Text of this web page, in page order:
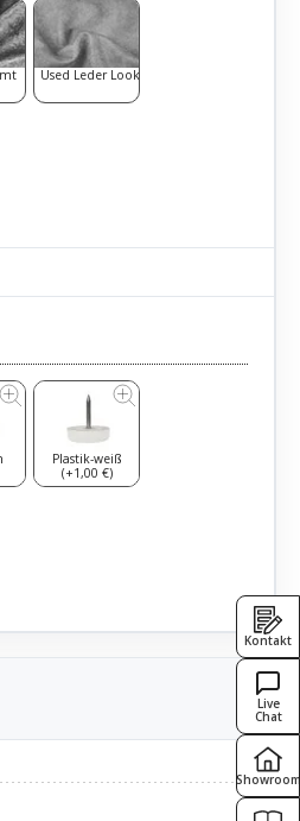
Used Leder Look
Plastik-weiß
(+1,00 €)
Kontakt
Live
Chat
Showroom